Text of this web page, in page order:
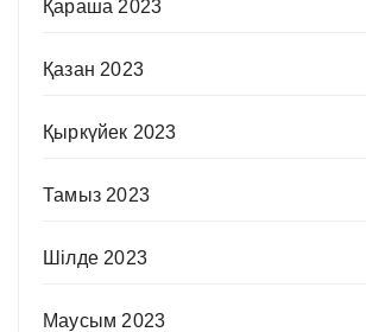
Қараша 2023
Қазан 2023
Қыркүйек 2023
Тамыз 2023
Шілде 2023
Маусым 2023